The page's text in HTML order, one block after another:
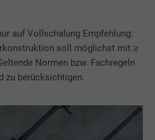
auf Vollschalung Empfehlung:
soll möglichst mit ≥
Normen bzw. Fachregeln
zu berücksichtigen.